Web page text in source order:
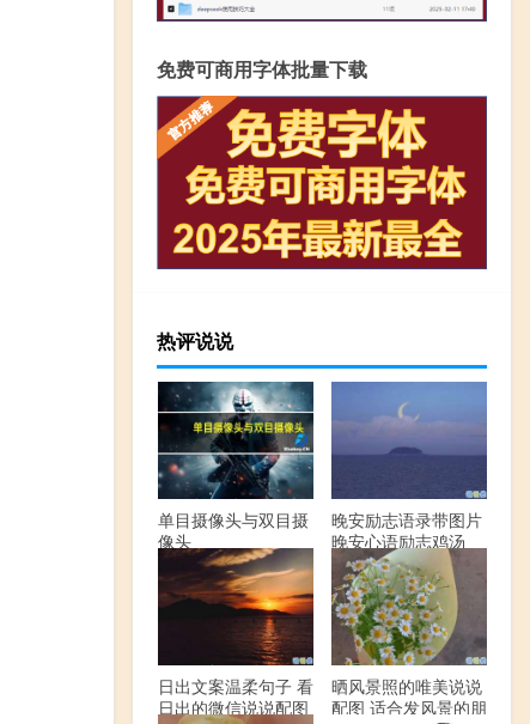
免费可商用字体批量下载
热评说说
单目摄像头与双目摄
像头
晚安励志语录带图片
晚安心语励志鸡汤
日出文案温柔句子 看
日出的微信说说配图
晒风景照的唯美说说
配图 适合发风景的朋